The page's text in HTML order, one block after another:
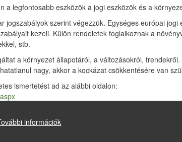
a legfontosabb eszközök a jogi eszközök és a
jogszabályok szerint végezzük. Egységes európai
kezeli. Külön rendeletek foglalkoznak a
stb.
a környezet állapotáról, a változásokról,
nagy, akkor a kockázat csökkentésére van
ismertetést ad az alábbi oldalon:
információk